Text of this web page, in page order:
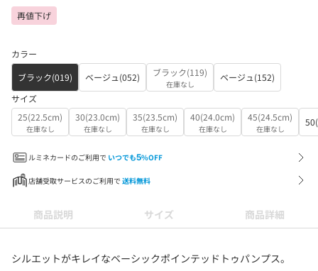
再値下げ
カラー
ブラック(019)
ベージュ(052) ブラック(119)
在庫なし
ベージュ(152)
サイズ
25(22.5cm)
在庫なし
30(23.0cm)
在庫なし
35(23.5cm)
在庫なし
40(24.0cm)
在庫なし
45(24.5cm)
在庫なし
ルミネカードのご利用で いつでも5%OFF
店舗受取サービスのご利用で 送料無料
商品説明 サイズ 商品詳細
シルエットがキレイなベーシックポインテッドトゥパンプス。